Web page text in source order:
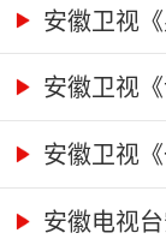
安徽卫视
安徽卫视
安徽卫视
安徽电视